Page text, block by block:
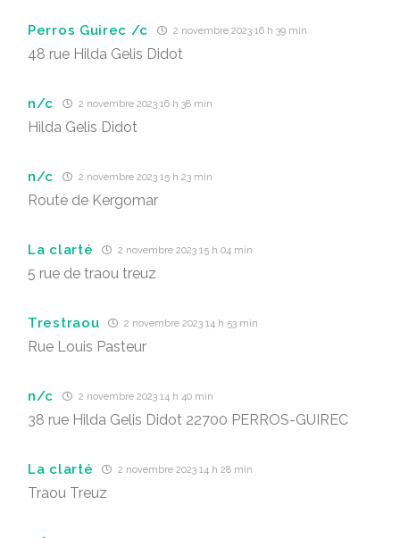
Perros Guirec /c 2 novembre 2023 16 h 39 min
48 rue Hilda Gelis Didot
n/c 2 novembre 2023 16 h 38 min
Hilda Gelis Didot
n/c 2 novembre 2023 15 h 23 min
Route de Kergomar
La clarté 2 novembre 2023 15 h 04 min
5 rue de traou treuz
Trestraou 2 novembre 2023 14 h 53 min
Rue Louis Pasteur
n/c 2 novembre 2023 14 h 40 min
38 rue Hilda Gelis Didot 22700 PERROS-GUIREC
La clarté 2 novembre 2023 14 h 28 min
Traou Treuz